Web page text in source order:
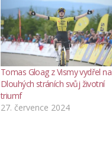
Tomas Gloag z Vismy vydřel na
Dlouhých stráních svůj životní
triumf
27. července 2024